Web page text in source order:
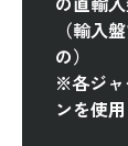
（輸入
の）
※各ジャ
ンを使用